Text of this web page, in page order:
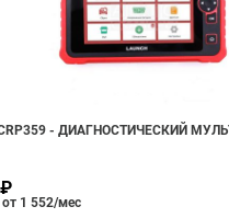
CRP359 - ДИАГНОСТИЧЕСКИЙ
1 552/мес